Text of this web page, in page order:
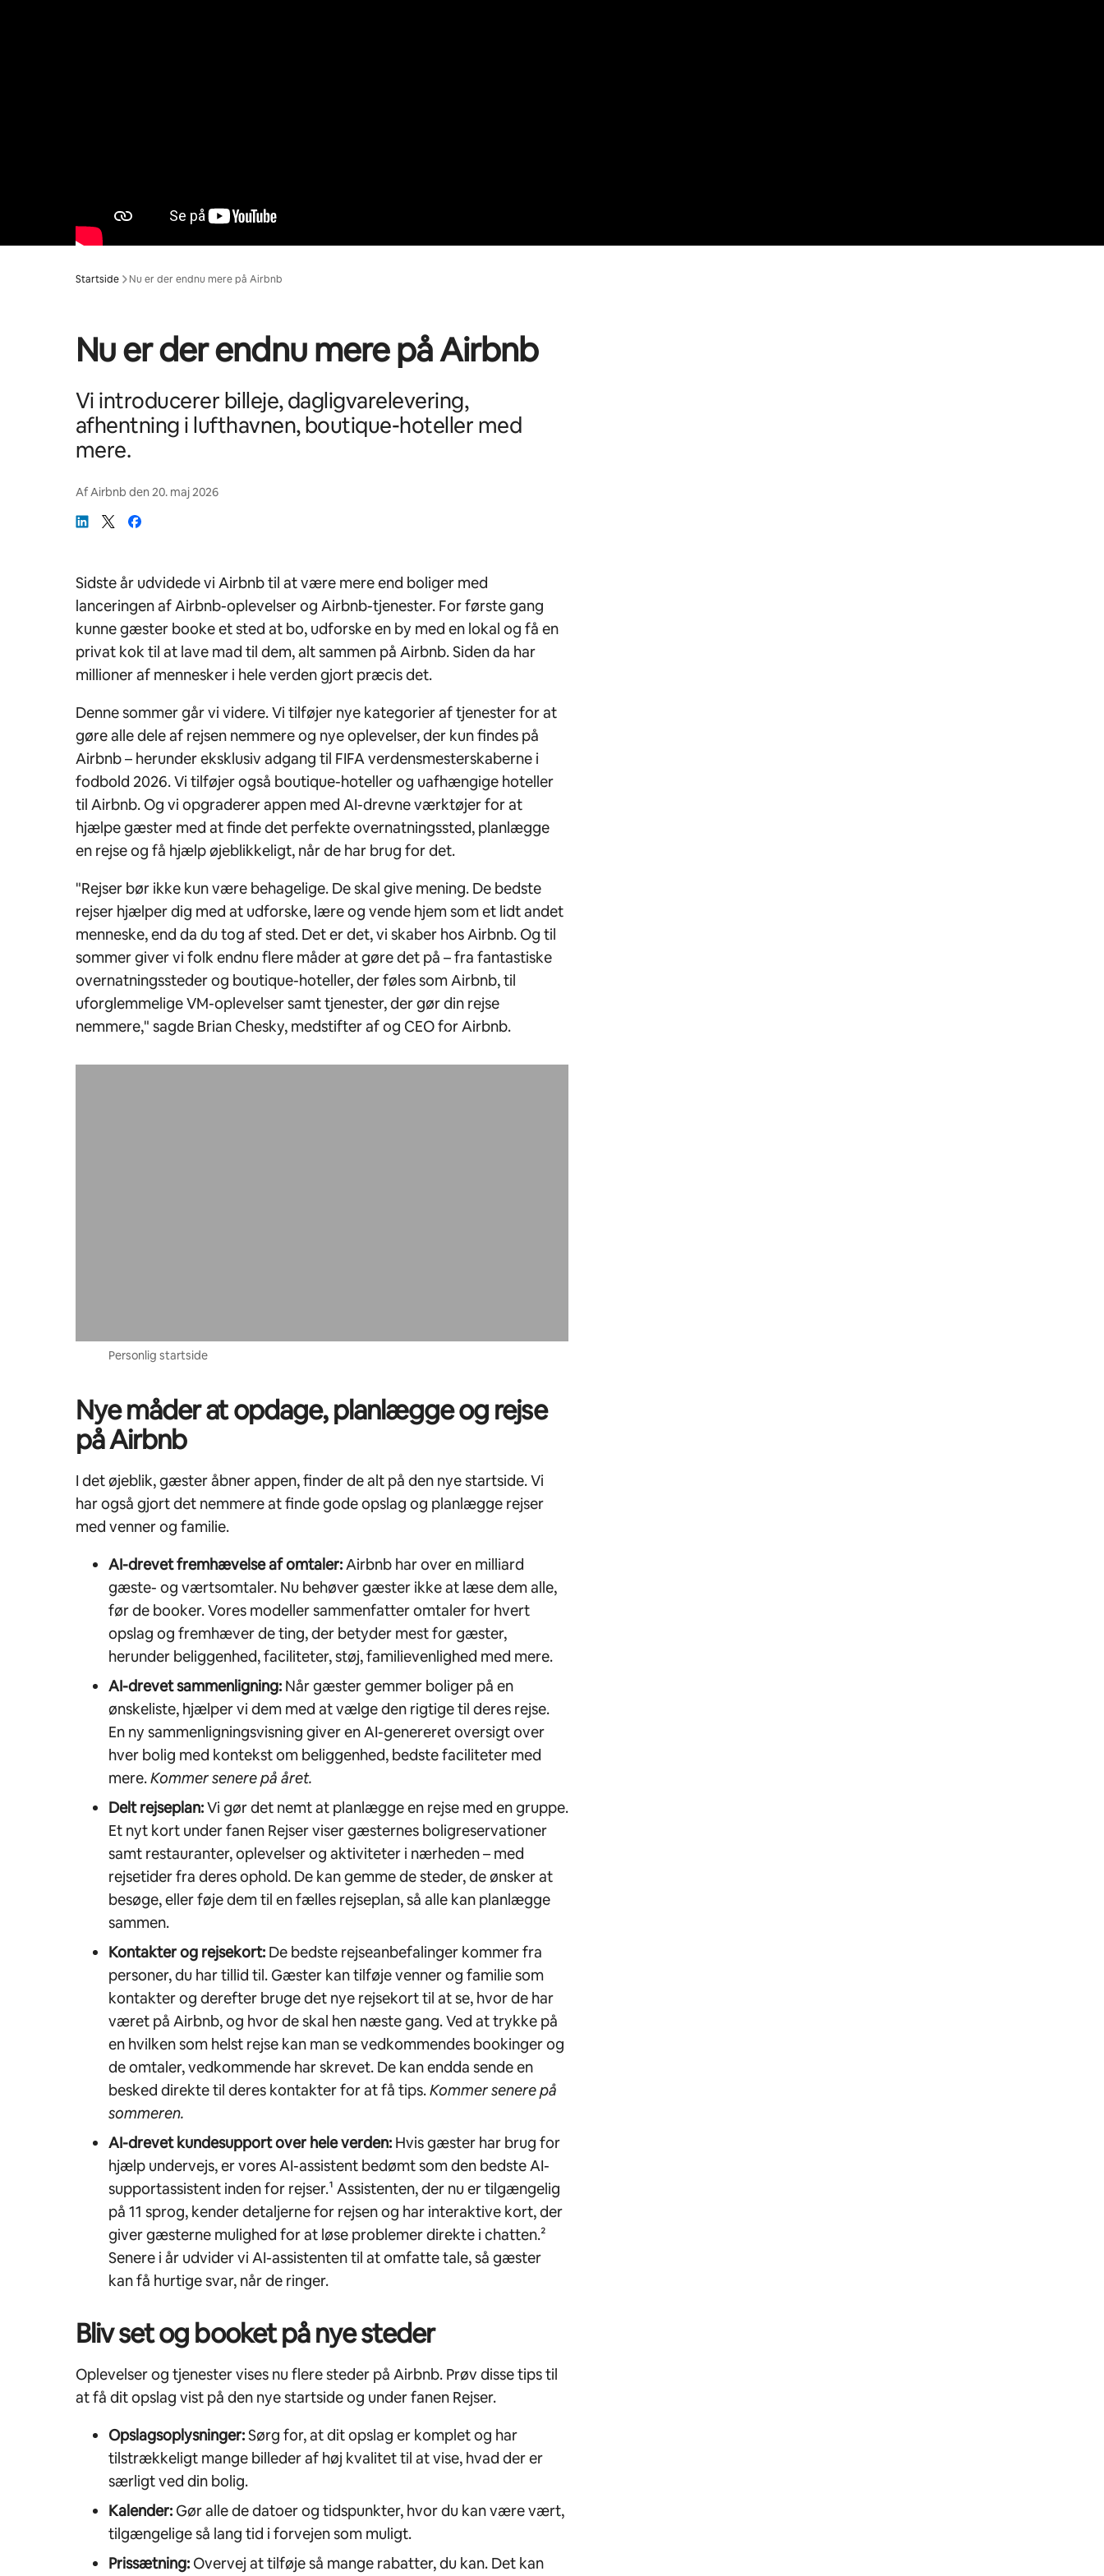
Startside Nu er der endnu mere på Airbnb
Nu er der endnu mere på Airbnb
Vi introducerer billeje, dagligvarelevering,
afhentning i lufthavnen, boutique-hoteller med
mere.
AfAirbnb den 20. maj 2026
Sidste år udvidede vi Airbnb til at være mere end boliger med
lanceringen af Airbnb-oplevelser og Airbnb-tjenester. For første gang
kunne gæster booke et sted at bo, udforske en by med en lokal og få en
privat kok til at lave mad til dem, alt sammen på Airbnb. Siden da har
millioner af mennesker i hele verden gjort præcis det.
Denne sommer går vi videre. Vi tilføjer nye kategorier af tjenester for at
gøre alle dele af rejsen nemmere og nye oplevelser, der kun findes på
Airbnb – herunder eksklusiv adgang til FIFA verdensmesterskaberne i
fodbold 2026. Vi tilføjer også boutique-hoteller og uafhængige hoteller
til Airbnb. Og vi opgraderer appen med AI-drevne værktøjer for at
hjælpe gæster med at finde det perfekte overnatningssted, planlægge
en rejse og få hjælp øjeblikkeligt, når de har brug for det.
"Rejser bør ikke kun være behagelige. De skal give mening. De bedste
rejser hjælper dig med at udforske, lære og vende hjem som et lidt andet
menneske, end da du tog af sted. Det er det, vi skaber hos Airbnb. Og til
sommer giver vi folk endnu flere måder at gøre det på – fra fantastiske
overnatningssteder og boutique-hoteller, der føles som Airbnb, til
uforglemmelige VM-oplevelser samt tjenester, der gør din rejse
nemmere," sagde Brian Chesky, medstifter af og CEO for Airbnb.
Personlig startside
Nye måder at opdage, planlægge og rejse
på Airbnb
I det øjeblik, gæster åbner appen, finder de alt på den nye startside. Vi
har også gjort det nemmere at finde gode opslag og planlægge rejser
med venner og familie.
AI-drevet fremhævelse af omtaler:Airbnb har over en milliard
gæste- og værtsomtaler. Nu behøver gæster ikke at læse dem alle,
før de booker. Vores modeller sammenfatter omtaler for hvert
opslag og fremhæver de ting, der betyder mest for gæster,
herunder beliggenhed, faciliteter, støj, familievenlighed med mere.
AI-drevet sammenligning: Når gæster gemmer boliger på en
ønskeliste, hjælper vi dem med at vælge den rigtige til deres rejse.
En ny sammenligningsvisning giver en AI-genereret oversigt over
hver bolig med kontekst om beliggenhed, bedste faciliteter med
mere.Kommer senere på året.
Delt rejseplan:Vi gør det nemt at planlægge en rejse med en gruppe.
Et nyt kort under fanen Rejser viser gæsternes boligreservationer
samt restauranter, oplevelser og aktiviteter i nærheden – med
rejsetider fra deres ophold. De kan gemme de steder, de ønsker at
besøge, eller føje dem til en fælles rejseplan, så alle kan planlægge
sammen.
Kontakter og rejsekort: De bedste rejseanbefalinger kommer fra
personer, du har tillid til. Gæster kan tilføje venner og familie som
kontakter og derefter bruge det nye rejsekort til at se, hvor de har
været på Airbnb, og hvor de skal hen næste gang. Ved at trykke på
en hvilken som helst rejse kan man se vedkommendes bookinger og
de omtaler, vedkommende har skrevet. De kan endda sende en
besked direkte til deres kontakter for at få tips.Kommer senere på
sommeren.
AI-drevet kundesupport over hele verden: Hvis gæster har brug for
hjælp undervejs, er vores AI-assistent bedømt som den bedste AI-
supportassistent inden for rejser.¹ Assistenten, der nu er tilgængelig
på 11 sprog, kender detaljerne for rejsen og har interaktive kort, der
giver gæsterne mulighed for at løse problemer direkte i chatten.²
Senere i år udvider vi AI-assistenten til at omfatte tale, så gæster
kan få hurtige svar, når de ringer.
Bliv set og booket på nye steder
Oplevelser og tjenester vises nu flere steder på Airbnb. Prøv disse tips til
at få dit opslag vist på den nye startside og under fanen Rejser.
Opslagsoplysninger:Sørg for, at dit opslag er komplet og har
tilstrækkeligt mange billeder af høj kvalitet til at vise, hvad der er
særligt ved din bolig.
Kalender: Gør alle de datoer og tidspunkter, hvor du kan være vært,
tilgængelige så lang tid i forvejen som muligt.
Prissætning: Overvej at tilføje så mange rabatter, du kan. Det kan